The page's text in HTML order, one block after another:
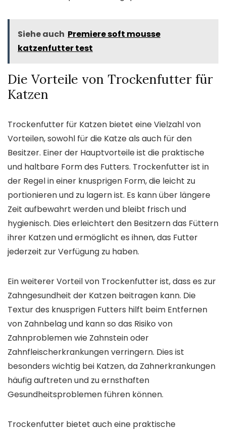
Siehe auch Premiere soft mousse
katzenfutter test
Die Vorteile von Trockenfutter für
Katzen
Trockenfutter für Katzen bietet eine Vielzahl von
Vorteilen, sowohl für die Katze als auch für den
Besitzer. Einer der Hauptvorteile ist die praktische
und haltbare Form des Futters. Trockenfutter ist in
der Regel in einer knusprigen Form, die leicht zu
portionieren und zu lagern ist. Es kann über längere
Zeit aufbewahrt werden und bleibt frisch und
hygienisch. Dies erleichtert den Besitzern das Füttern
ihrer Katzen und ermöglicht es ihnen, das Futter
jederzeit zur Verfügung zu haben.
Ein weiterer Vorteil von Trockenfutter ist, dass es zur
Zahngesundheit der Katzen beitragen kann. Die
Textur des knusprigen Futters hilft beim Entfernen
von Zahnbelag und kann so das Risiko von
Zahnproblemen wie Zahnstein oder
Zahnfleischerkrankungen verringern. Dies ist
besonders wichtig bei Katzen, da Zahnerkrankungen
häufig auftreten und zu ernsthaften
Gesundheitsproblemen führen können.
Trockenfutter bietet auch eine praktische